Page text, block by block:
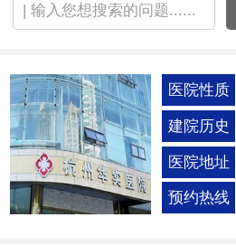
医院性质
建院历史
医院地址
预约热线